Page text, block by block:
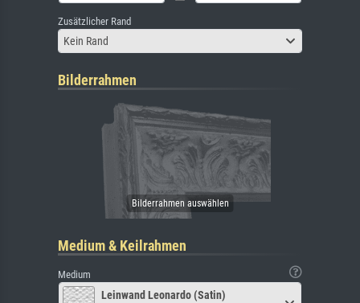
Zusätzlicher Rand
Kein Rand
Bilderrahmen
Medium & Keilrahmen
Medium
Leinwand Leonardo (Satin)